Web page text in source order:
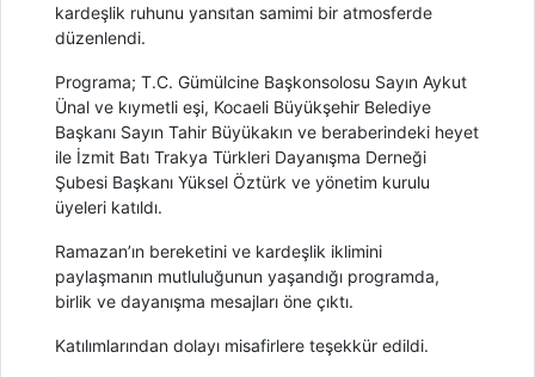
kardeşlik ruhunu yansıtan samimi bir atmosferde
düzenlendi.
Programa; T.C. Gümülcine Başkonsolosu Sayın Aykut
Ünal ve kıymetli eşi, Kocaeli Büyükşehir Belediye
Başkanı Sayın Tahir Büyükakın ve beraberindeki heyet
ile İzmit Batı Trakya Türkleri Dayanışma Derneği
Şubesi Başkanı Yüksel Öztürk ve yönetim kurulu
üyeleri katıldı.
Ramazan’ın bereketini ve kardeşlik iklimini
paylaşmanın mutluluğunun yaşandığı programda,
birlik ve dayanışma mesajları öne çıktı.
Katılımlarından dolayı misafirlere teşekkür edildi.